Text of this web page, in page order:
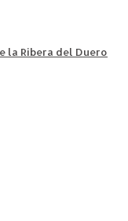
la Ribera del Duero